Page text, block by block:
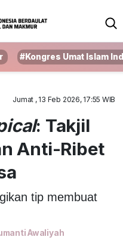
#Kongres Umat Islam
Jumat , 13 Feb 2026, 17:55 WIB
: Takjil
Anti-Ribet
tip membuat
Awaliyah